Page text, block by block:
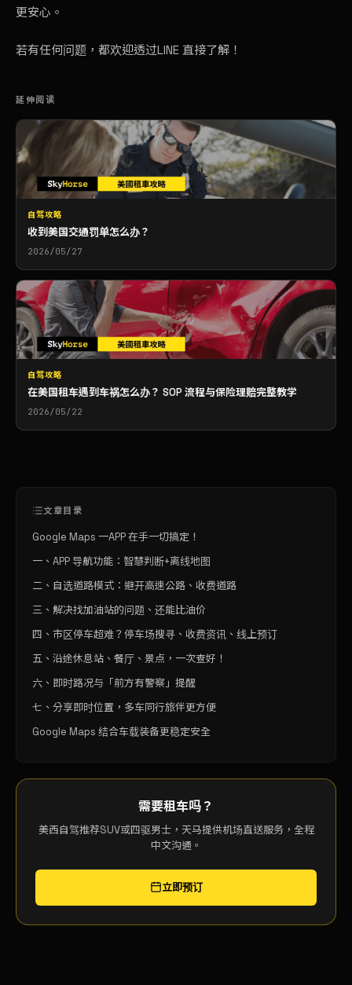
更安心。
若有任何问题，都欢迎透过LINE 直接了解 ！
延伸阅读
自驾攻略
收到美国交通罚单怎么办？
2026/05/27
自驾攻略
在美国租车遇到车祸怎么办？ SOP 流程与保险理赔完整教学
2026/05/22
文章目录
Google Maps 一APP 在手一切搞定！
一、APP 导航功能：智慧判断+离线地图
二、自选道路模式：避开高速公路、收费道路
三、解决找加油站的问题、还能比油价
四、市区停车超难？停车场搜寻、收费资讯、线上预订
五、沿途休息站、餐厅、景点，一次查好！
六、即时路况与「前方有警察」提醒
七、分享即时位置，多车同行旅伴更方便
Google Maps 结合车载装备更稳定安全
需要租车吗？
美西自驾推荐SUV或四驱男士，天马提供机场直送服务，全程
中文沟通。
立即预订